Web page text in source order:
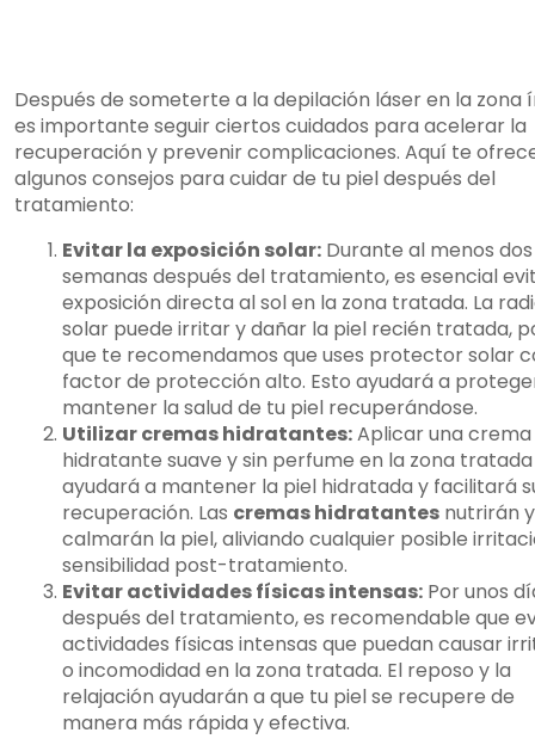
Después de someterte a la depilación láser en la zona
es importante seguir ciertos cuidados para acelerar la
recuperación y prevenir complicaciones. Aquí te
algunos consejos para cuidar de tu piel después del
tratamiento:
Evitar la exposición solar: Durante al menos dos
semanas después del tratamiento, es esencial
exposición directa al sol en la zona tratada. La
solar puede irritar y dañar la piel recién tratada,
que te recomendamos que uses protector solar
factor de protección alto. Esto ayudará a
mantener la salud de tu piel recuperándose.
Utilizar cremas hidratantes:Aplicar una crema
hidratante suave y sin perfume en la zona tratada
ayudará a mantener la piel hidratada y facilitará
recuperación. Las cremas hidratantes nutrirán y
calmarán la piel, aliviando cualquier posible
sensibilidad post-tratamiento.
Evitar actividades físicas intensas: Por unos
después del tratamiento, es recomendable que
actividades físicas intensas que puedan causar
o incomodidad en la zona tratada. El reposo y la
relajación ayudarán a que tu piel se recupere de
manera más rápida y efectiva.